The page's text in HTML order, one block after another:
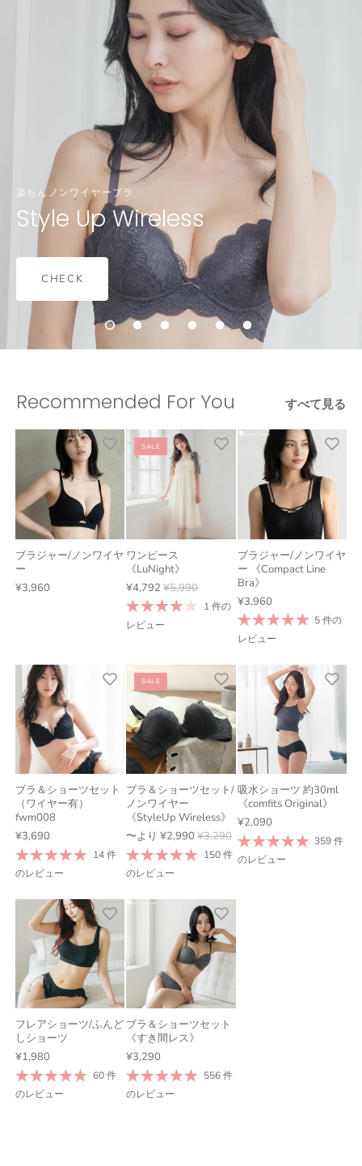
楽ちんノンワイヤーブラ
Style Up Wireless
CHECK
Recommended For You すべて見る
ブラジャー/ノンワイヤ
ー
¥3,960
SALE
ワンピース
《LuNight》
¥4,792 ¥5,990
1 件の
レビュー
ブラジャー/ノンワイヤ
ー 《Compact Line
Bra》
¥3,960
5 件の
レビュー
ブラ＆ショーツセット
（ワイヤー有）
fwm008
¥3,690
14 件
のレビュー
SALE
ブラ＆ショーツセット/
ノンワイヤー
《StyleUp Wireless》
〜より¥2,990 ¥3,290
150 件
のレビュー
吸水ショーツ 約30ml
《comfits Original》
¥2,090
359 件
のレビュー
フレアショーツ/ふんど
しショーツ
¥1,980
60 件
のレビュー
ブラ＆ショーツセット
《すき間レス》
¥3,290
556 件
のレビュー